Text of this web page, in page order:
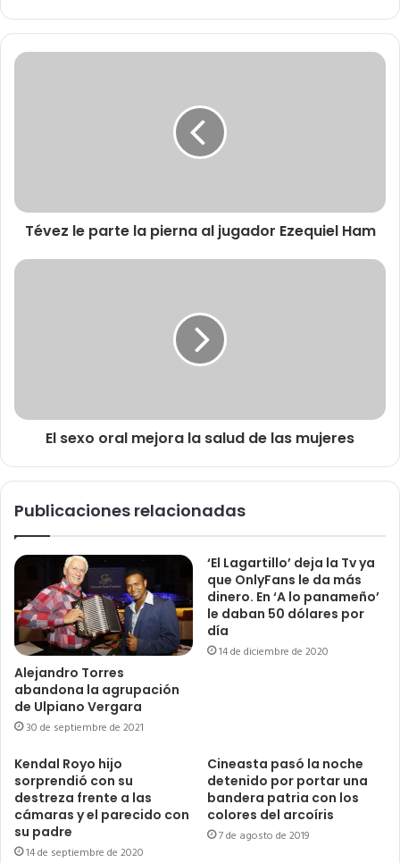
Tévez le parte la pierna al jugador Ezequiel Ham
El sexo oral mejora la salud de las mujeres
Publicaciones relacionadas
Alejandro Torres
abandona la agrupación
de Ulpiano Vergara
30 de septiembre de 2021
‘El Lagartillo’ deja la Tv ya
que OnlyFans le da más
dinero. En ‘A lo panameño’
le daban 50 dólares por
día
14 de diciembre de 2020
Kendal Royo hijo
sorprendió con su
destreza frente a las
cámaras y el parecido con
su padre
14 de septiembre de 2020
Cineasta pasó la noche
detenido por portar una
bandera patria con los
colores del arcoíris
7 de agosto de 2019